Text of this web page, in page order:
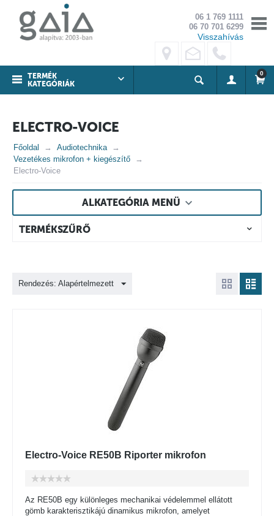
06 1 769 1111
06 70 701 6299
Visszahívás
TERMÉK
KATEGÓRIÁK
0
ELECTRO-VOICE
Főoldal
Audiotechnika
Vezetékes mikrofon + kiegészítő
Electro-Voice
ALKATEGÓRIA MENÜ
TERMÉKSZŰRŐ
Rendezés: Alapértelmezett
Electro-Voice RE50B Riporter mikrofon
Az RE50B egy különleges mechanikai védelemmel ellátott
gömb karakterisztikájú dinamikus mikrofon, amelyet